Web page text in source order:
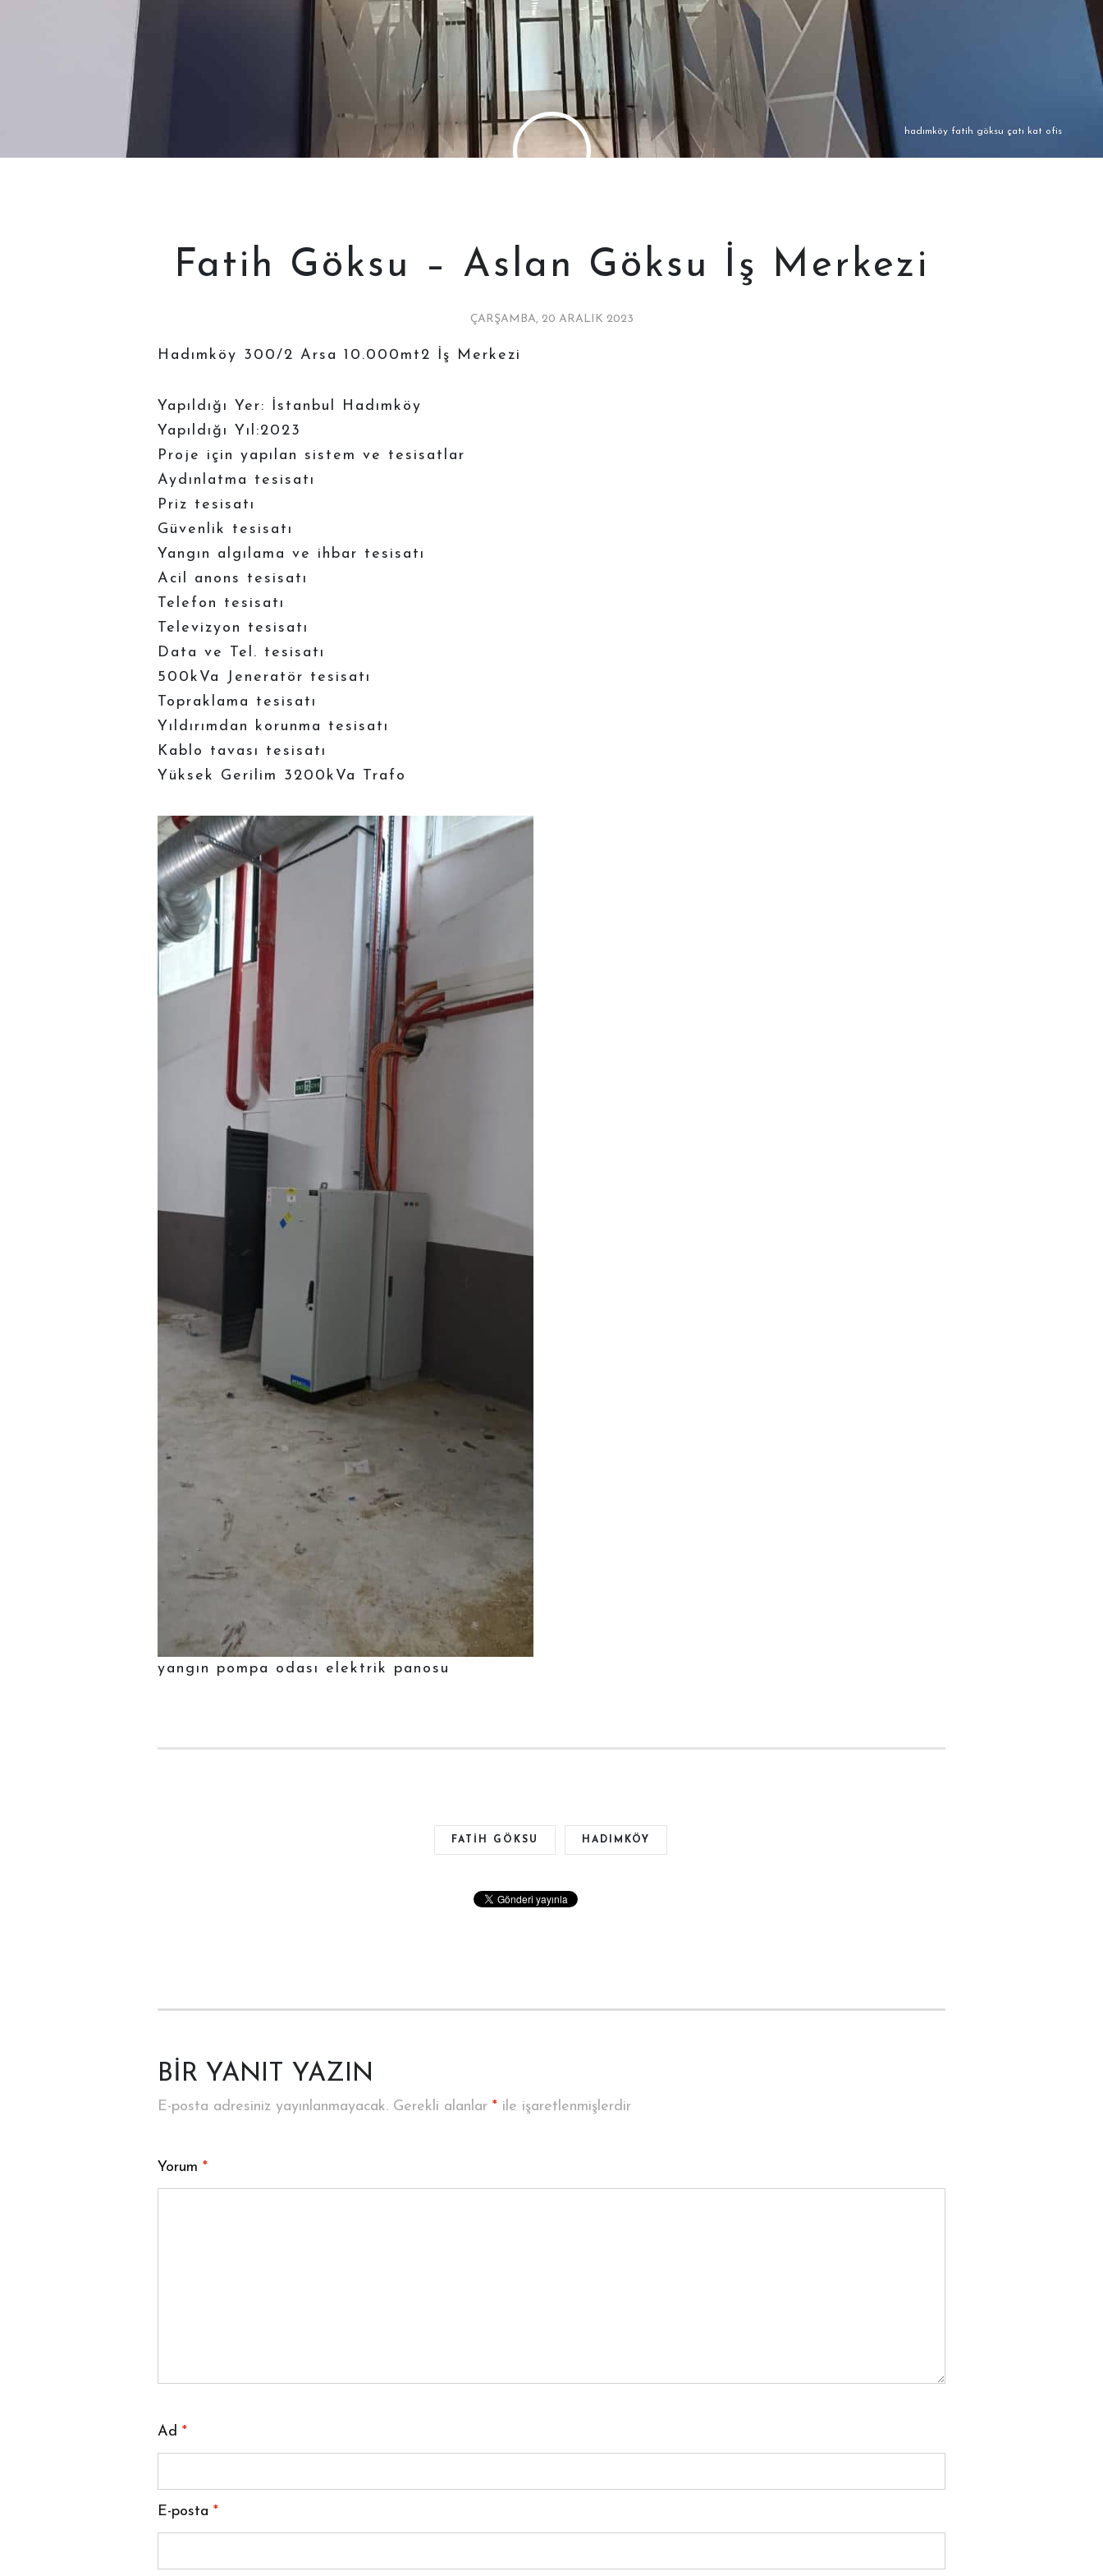
hadımköy fatih göksu çatı kat ofis
Fatih Göksu – Aslan Göksu İş Merkezi
ÇARŞAMBA, 20 ARALIK 2023
Hadımköy 300/2 Arsa 10.000mt2 İş Merkezi
Yapıldığı Yer: İstanbul Hadımköy
Yapıldığı Yıl:2023
Proje için yapılan sistem ve tesisatlar
Aydınlatma tesisatı
Priz tesisatı
Güvenlik tesisatı
Yangın algılama ve ihbar tesisatı
Acil anons tesisatı
Telefon tesisatı
Televizyon tesisatı
Data ve Tel. tesisatı
500kVa Jeneratör tesisatı
Topraklama tesisatı
Yıldırımdan korunma tesisatı
Kablo tavası tesisatı
Yüksek Gerilim 3200kVa Trafo
yangın pompa odası elektrik panosu
FATIH GÖKSU HADIMKÖY
BIR YANIT YAZIN
E-posta adresiniz yayınlanmayacak. Gerekli alanlar * ile işaretlenmişlerdir
Yorum *
Ad *
E-posta *